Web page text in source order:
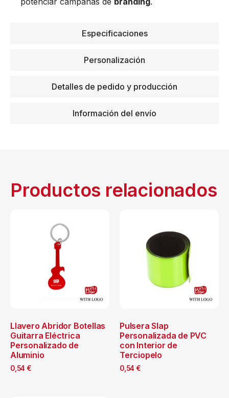
Especificaciones
Personalización
Detalles de pedido y producción
Información del envío
Productos relacionados
Llavero Abridor Botellas
Guitarra Eléctrica
Personalizado de
Aluminio
0,54 €
Pulsera Slap
Personalizada de PVC
con Interior de
Terciopelo
0,54 €